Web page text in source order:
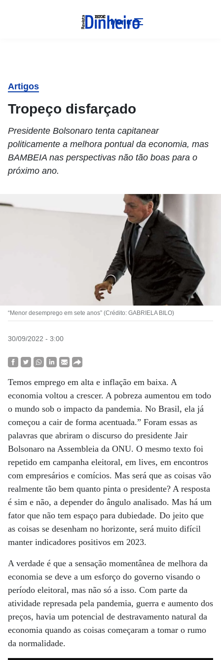
Menu
Artigos
Tropeço disfarçado
Presidente Bolsonaro tenta capitanear
politicamente a melhora pontual da economia, mas
BAMBEIA nas perspectivas não tão boas para o
próximo ano.
“Menor desemprego em sete anos” (Crédito: GABRIELA BILO)
30/09/2022 - 3:00
Temos emprego em alta e inflação em baixa. A
economia voltou a crescer. A pobreza aumentou em todo
o mundo sob o impacto da pandemia. No Brasil, ela já
começou a cair de forma acentuada.” Foram essas as
palavras que abriram o discurso do presidente Jair
Bolsonaro na Assembleia da ONU. O mesmo texto foi
repetido em campanha eleitoral, em lives, em encontros
com empresários e comícios. Mas será que as coisas vão
realmente tão bem quanto pinta o presidente? A resposta
é sim e não, a depender do ângulo analisado. Mas há um
fator que não tem espaço para dubiedade. Do jeito que
as coisas se desenham no horizonte, será muito difícil
manter indicadores positivos em 2023.
A verdade é que a sensação momentânea de melhora da
economia se deve a um esforço do governo visando o
período eleitoral, mas não só a isso. Com parte da
atividade represada pela pandemia, guerra e aumento dos
preços, havia um potencial de destravamento natural da
economia quando as coisas começaram a tomar o rumo
da normalidade.